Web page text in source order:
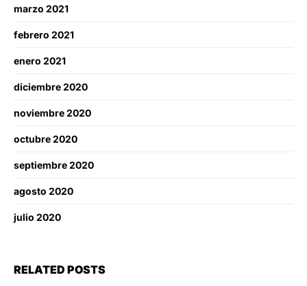
marzo 2021
febrero 2021
enero 2021
diciembre 2020
noviembre 2020
octubre 2020
septiembre 2020
agosto 2020
julio 2020
RELATED POSTS